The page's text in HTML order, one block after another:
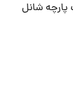
پارچه شانل